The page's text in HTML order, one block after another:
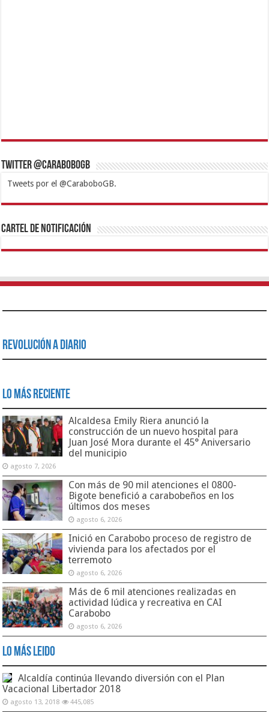
Twitter @CaraboboGB
Tweets por el @CaraboboGB.
1xbetBetturkeyBetistKralbetSupertotobetTipobetMatadorbetMariobet
https://mvbcasino.com/
Cartel de Notificación
Revolución a Diario
Lo Más Reciente
Alcaldesa Emily Riera anunció la
construcción de un nuevo hospital para
Juan José Mora durante el 45° Aniversario
del municipio
agosto 7, 2026
Con más de 90 mil atenciones el 0800-
Bigote benefició a carabobeños en los
últimos dos meses
agosto 6, 2026
Inició en Carabobo proceso de registro de
vivienda para los afectados por el
terremoto
agosto 6, 2026
Más de 6 mil atenciones realizadas en
actividad lúdica y recreativa en CAI
Carabobo
agosto 6, 2026
Lo Más Leido
Alcaldía continúa llevando diversión con el Plan
Vacacional Libertador 2018
agosto 13, 2018 445,085